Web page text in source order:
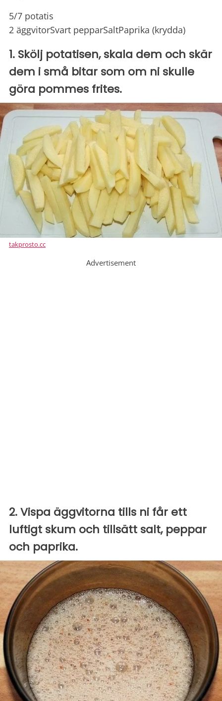
5/7 potatis
2 äggvitorSvart pepparSaltPaprika (krydda)
1. Skölj potatisen, skala dem och skär
dem i små bitar som om ni skulle
göra pommes frites.
takprosto.cc
Advertisement
2. Vispa äggvitorna tills ni får ett
luftigt skum och tillsätt salt, peppar
och paprika.